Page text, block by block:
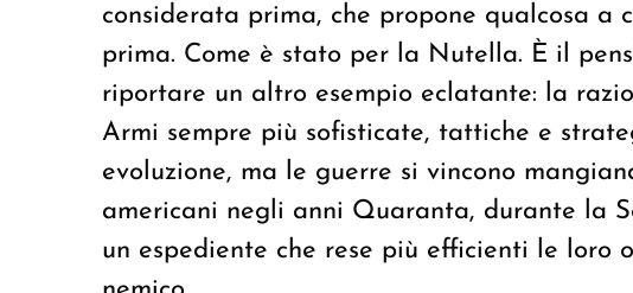
considerata prima, che propone qualcosa a
prima. Come è stato per la Nutella. È il
riportare un altro esempio eclatante: la
Armi sempre più sofisticate, tattiche e
evoluzione, ma le guerre si vincono
americani negli anni Quaranta, durante la
un espediente che rese più efficienti le